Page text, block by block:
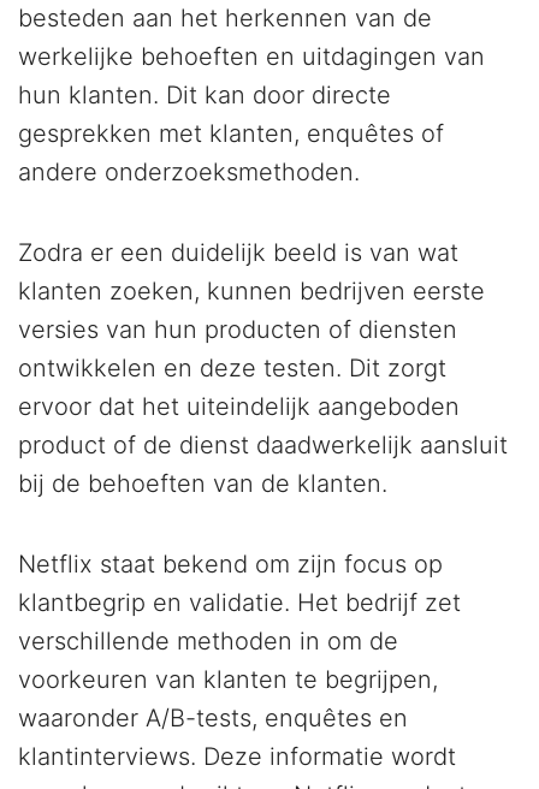
besteden aan het herkennen van de
werkelijke behoeften en uitdagingen van
hun klanten. Dit kan door directe
gesprekken met klanten, enquêtes of
andere onderzoeksmethoden.
Zodra er een duidelijk beeld is van wat
klanten zoeken, kunnen bedrijven eerste
versies van hun producten of diensten
ontwikkelen en deze testen. Dit zorgt
ervoor dat het uiteindelijk aangeboden
product of de dienst daadwerkelijk aansluit
bij de behoeften van de klanten.
Netflix staat bekend om zijn focus op
klantbegrip en validatie. Het bedrijf zet
verschillende methoden in om de
voorkeuren van klanten te begrijpen,
waaronder A/B-tests, enquêtes en
klantinterviews. Deze informatie wordt